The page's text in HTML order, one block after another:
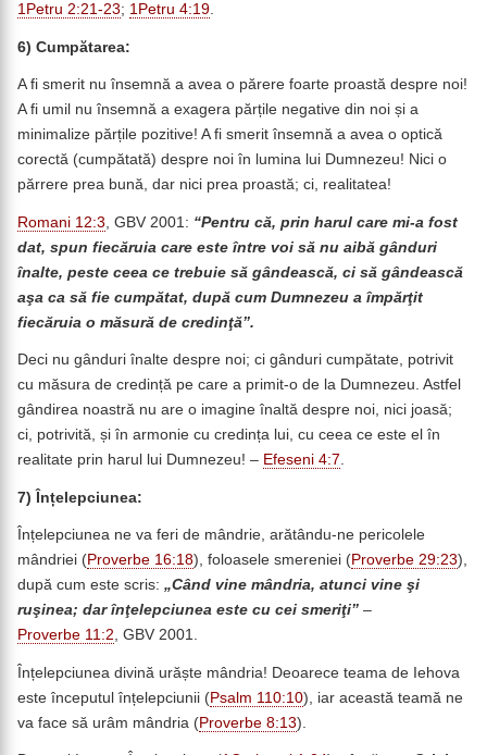
1Petru 2:21-23; 1Petru 4:19.
6) Cumpătarea:
A fi smerit nu însemnă a avea o părere foarte proastă despre noi!
A fi umil nu însemnă a exagera părțile negative din noi și a
minimalize părțile pozitive! A fi smerit însemnă a avea o optică
corectă (cumpătată) despre noi în lumina lui Dumnezeu! Nici o
părrere prea bună, dar nici prea proastă; ci, realitatea!
Romani 12:3 , GBV 2001: “Pentru că, prin harul care mi-a fost
dat, spun fiecăruia care este între voi să nu aibă gânduri
înalte, peste ceea ce trebuie să gândească, ci să gândească
aşa ca să fie cumpătat, după cum Dumnezeu a împărţit
fiecăruia o măsură de credinţă”.
Deci nu gânduri înalte despre noi; ci gânduri cumpătate, potrivit
cu măsura de credință pe care a primit-o de la Dumnezeu. Astfel
gândirea noastră nu are o imagine înaltă despre noi, nici joasă;
ci, potrivită, și în armonie cu credința lui, cu ceea ce este el în
realitate prin harul lui Dumnezeu! – Efeseni 4:7.
7) Înțelepciunea:
Înțelepciunea ne va feri de mândrie, arătându-ne pericolele
mândriei (Proverbe 16:18), foloasele smereniei (Proverbe 29:23),
după cum este scris: „Când vine mândria, atunci vine şi
ruşinea; dar înţelepciunea este cu cei smeriţi” –
Proverbe 11:2, GBV 2001.
Înțelepciunea divină urăște mândria! Deoarece teama de Iehova
este începutul înțelepciunii (Psalm 110:10), iar această teamă ne
va face să urâm mândria (Proverbe 8:13).